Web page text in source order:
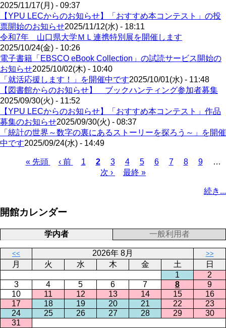
2025/11/17(月) - 09:37
【YPU LECからのお知らせ】「おすすめ本コンテスト」の投
票開始のお知らせ2025/11/12(水) - 18:11
令和7年 山口県大学ＭＬ連携特別展を開催します
2025/10/24(金) - 10:26
電子書籍「EBSCO eBook Collection」の試読サービス開始の
お知らせ2025/10/02(木) - 10:40
「就活応援します！」を開催中です2025/10/01(水) - 11:48
【図書館からのお知らせ】 ブックハンティング参加者募集
2025/09/30(火) - 11:52
【YPU LECからのお知らせ】「おすすめ本コンテスト」作品
募集のお知らせ2025/09/30(火) - 08:37
「統計の世界～数字の裏にあるストーリーを探ろう～」を開催
中です2025/09/24(水) - 14:49
り
先
« 先頭
前
‹ 前
ペ
1
カ
レ
2
ペ
ー
3
ペ
ー
4
ペ
ー
5
ペ
6
ペ
7
ペ
8
ペ
9
…
次
次 ›
最
最終 »
続き...
開館カレンダー
学内者 一般利用者
<< 2026年 8月 >>
月 火 水 木 金 土
日
1
2
3
4 5 6 7 8
9
10
11 12 13 14 15
16
17
18 19 20 21 22
23
24
25 26 27 28 29
30
31